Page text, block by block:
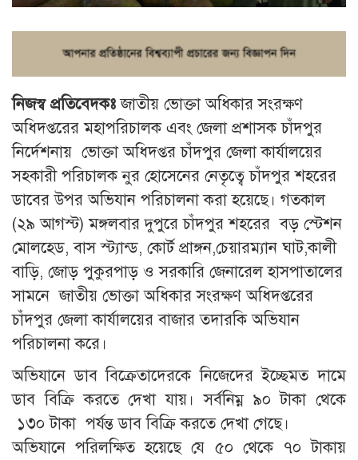
নিজস্ব প্রতিবেদকঃজাতীয় ভোক্তা অধিকার সংরক্ষণ
অধিদপ্তরের মহাপরিচালক এবং জেলা প্রশাসক চাঁদপুর
নির্দেশনায় ভোক্তা অধিদপ্তর চাঁদপুর জেলা কার্যালয়ের
সহকারী পরিচালক নুর হোসেনের নেতৃত্বে চাঁদপুর শহরের
ডাবের উপর অভিযান পরিচালনা করা হয়েছে। গতকাল
(২৯ আগস্ট) মঙ্গলবার দুপুরে চাঁদপুর শহরের বড় স্টেশন
মোলহেড, বাস স্ট্যান্ড, কোর্ট প্রাঙ্গন,চেয়ারম্যান ঘাট,কালী
বাড়ি, জোড় পুকুরপাড় ও সরকারি জেনারেল হাসপাতালের
সামনে জাতীয় ভোক্তা অধিকার সংরক্ষণ অধিদপ্তরের
চাঁদপুর জেলা কার্যালয়ের বাজার তদারকি অভিযান
পরিচালনা করে।
অভিযানে ডাব বিক্রেতাদেরকে নিজেদের ইচ্ছেমত দামে
ডাব বিক্রি করতে দেখা যায়। সর্বনিম্ন ৯০ টাকা থেকে
১৩০ টাকা পর্যন্ত ডাব বিক্রি করতে দেখা গেছে।
অভিযানে পরিলক্ষিত হয়েছে যে ৫০ থেকে ৭০ টাকায়